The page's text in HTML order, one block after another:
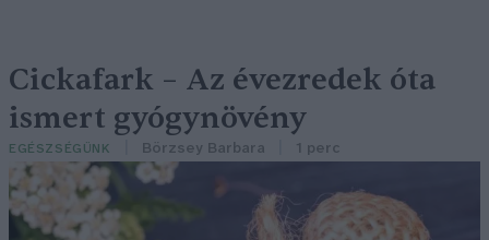
Cickafark – Az évezredek óta
ismert gyógynövény
EGÉSZSÉGÜNK Börzsey Barbara 1 perc